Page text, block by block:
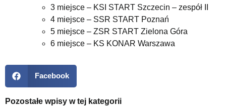
3 miejsce – KSI START Szczecin – zespół II
4 miejsce – SSR START Poznań
5 miejsce – ZSR START Zielona Góra
6 miejsce – KS KONAR Warszawa
Facebook
Pozostałe wpisy w tej kategorii